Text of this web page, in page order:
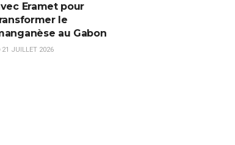
Eramet pour
le
au Gabon
21 JUILLET 2026